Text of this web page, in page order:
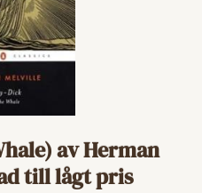
av Herman
till lågt pris